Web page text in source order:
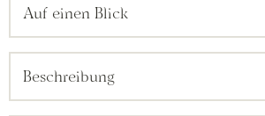
Auf einen Blick
Beschreibung